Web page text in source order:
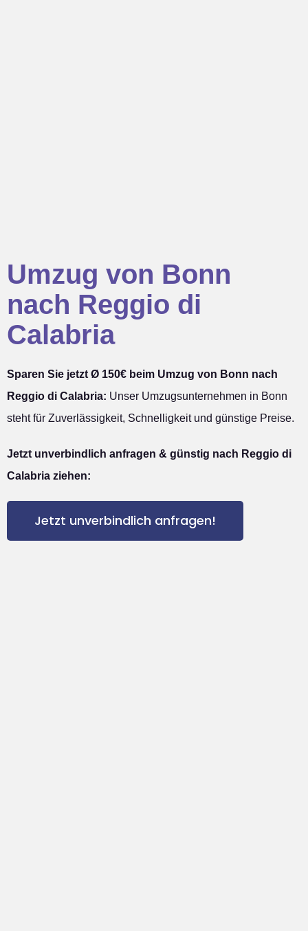
Umzug von Bonn
nach Reggio di
Calabria
Sparen Sie jetzt Ø 150€ beim Umzug von Bonn nach
Reggio di Calabria: Unser Umzugsunternehmen in Bonn
steht für Zuverlässigkeit, Schnelligkeit und günstige Preise.
Jetzt unverbindlich anfragen & günstig nach Reggio di
Calabria ziehen:
Jetzt unverbindlich anfragen!